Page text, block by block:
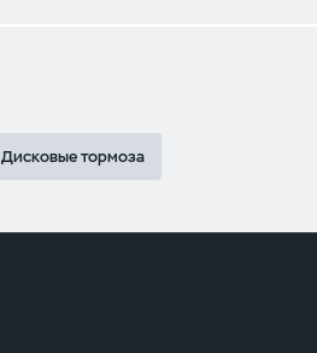
Дисковые тормоза